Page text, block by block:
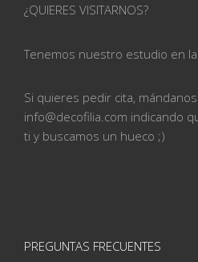
¿QUIERES VISITARNOS?
Tenemos nuestro estudio en la
Si quieres pedir cita,
info@decofilia.com indicando
ti y buscamos un hueco ;)
PREGUNTAS FRECUENTES